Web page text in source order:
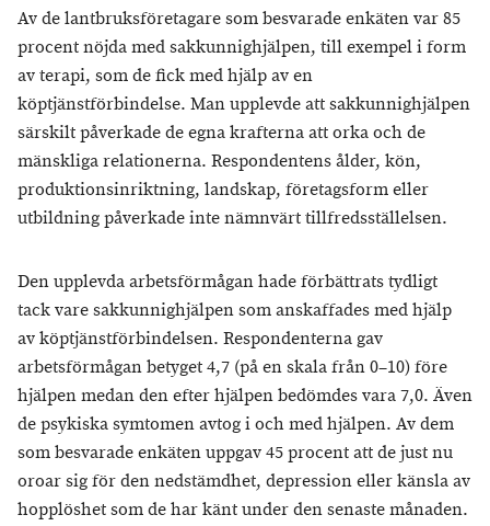
Av de lantbruksföretagare som besvarade enkäten var 85
procent nöjda med sakkunnighjälpen, till exempel i form
av terapi, som de fick med hjälp av en
köptjänstförbindelse. Man upplevde att sakkunnighjälpen
särskilt påverkade de egna krafterna att orka och de
mänskliga relationerna. Respondentens ålder, kön,
produktionsinriktning, landskap, företagsform eller
utbildning påverkade inte nämnvärt tillfredsställelsen.
Den upplevda arbetsförmågan hade förbättrats tydligt
tack vare sakkunnighjälpen som anskaffades med hjälp
av köptjänstförbindelsen. Respondenterna gav
arbetsförmågan betyget 4,7 (på en skala från 0–10) före
hjälpen medan den efter hjälpen bedömdes vara 7,0. Även
de psykiska symtomen avtog i och med hjälpen. Av dem
som besvarade enkäten uppgav 45 procent att de just nu
oroar sig för den nedstämdhet, depression eller känsla av
hopplöshet som de har känt under den senaste månaden.